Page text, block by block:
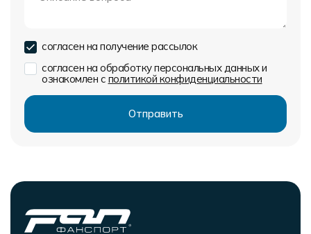
согласен на получение рассылок
согласен на обработку персональных данных и
ознакомлен с политикой конфиденциальности